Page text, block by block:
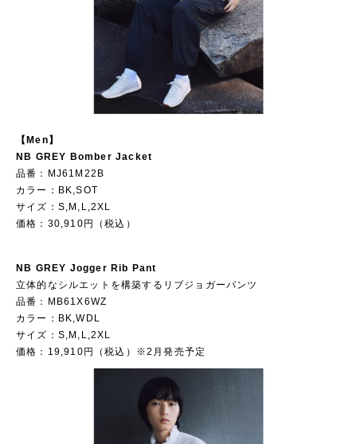
【Men】
NB GREY Bomber Jacket
品番：MJ61M22B
カラー：BK,SOT
サイズ：S,M,L,2XL
価格：30,910円（税込）
NB GREY Jogger Rib Pant
立体的なシルエットを構築するリブジョガーパンツ
品番：MB61X6WZ
カラー：BK,WDL
サイズ：S,M,L,2XL
価格：19,910円（税込）※2月発売予定